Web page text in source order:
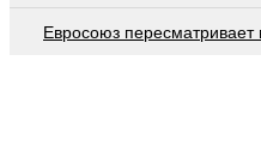
Евросоюз